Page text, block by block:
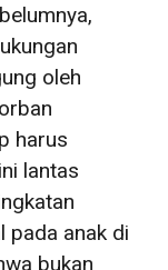
oleh
harus
lantas
pada anak di
bukan